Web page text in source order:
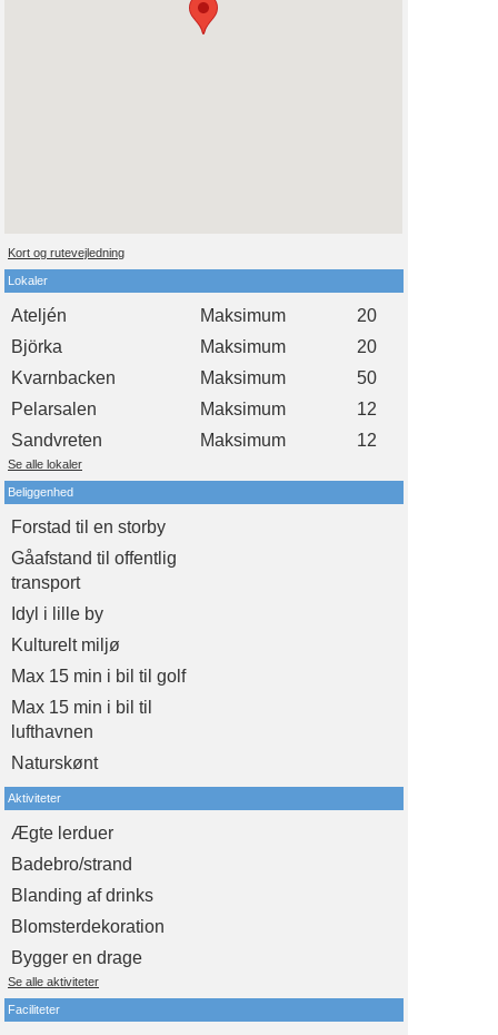
Kort og rutevejledning
Lokaler
Ateljén Maksimum
20
Björka
Maksimum
20
Kvarnbacken
Maksimum
50
Pelarsalen
Maksimum
12
Sandvreten
Maksimum 12
Se alle lokaler
Beliggenhed
Forstad til en storby
Gåafstand til offentlig
transport
Idyl i lille by
Kulturelt miljø
Max 15 min i bil til golf
Max 15 min i bil til
lufthavnen
Naturskønt
Aktiviteter
Ægte lerduer
Badebro/strand
Blanding af drinks
Blomsterdekoration
Bygger en drage
Se alle aktiviteter
Faciliteter